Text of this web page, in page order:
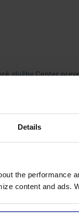
Details
the performance
content and ads.
služby Center
doprovodných